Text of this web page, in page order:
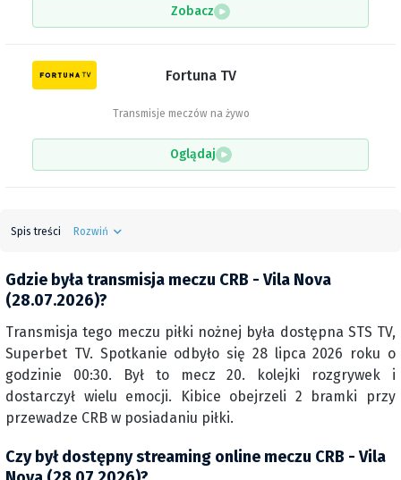
Zobacz
Fortuna TV
Transmisje meczów na żywo
Oglądaj
Spis treści Rozwiń
Gdzie była transmisja meczu CRB - Vila Nova
(28.07.2026)?
Transmisja tego meczu piłki nożnej była dostępna STS TV,
Superbet TV. Spotkanie odbyło się 28 lipca 2026 roku o
godzinie 00:30. Był to mecz 20. kolejki rozgrywek i
dostarczył wielu emocji. Kibice obejrzeli 2 bramki przy
przewadze CRB w posiadaniu piłki.
Czy był dostępny streaming online meczu CRB - Vila